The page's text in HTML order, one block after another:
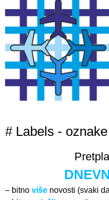
# Labels - oznake
– bitno više novosti (svaki